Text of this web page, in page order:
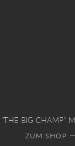
"THE BIG CHAMP"
ZUM SHOP